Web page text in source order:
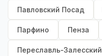
Павловский Посад
Парфино Пенза
Переславль-Залесский